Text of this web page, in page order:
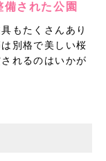
された公園
もたくさんあり
別格で美しい桜
れるのはいかが